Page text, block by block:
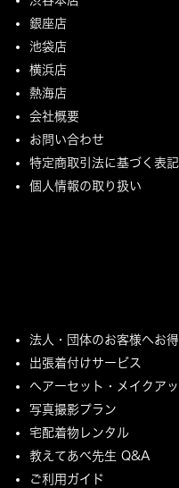
銀座店
池袋店
横浜店
熱海店
会社概要
お問い合わせ
特定商取引法に基づく表記
個人情報の取り扱い
法人・団体のお客様へお
出張着付けサービス
ヘアーセット・メイクア
写真撮影プラン
宅配着物レンタル
教えてあべ先生 Q&A
ご利用ガイド